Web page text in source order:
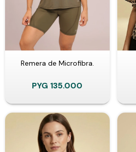
Remera de Microfibra.
PYG 135.000